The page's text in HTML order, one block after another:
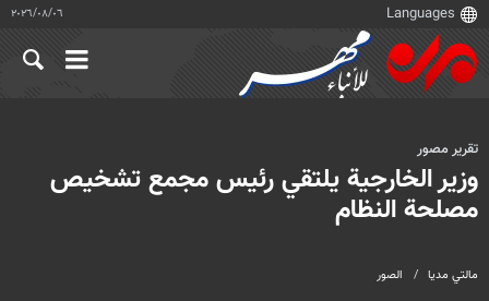
٠٦‏/٠٨‏/٢٠٢٦
مالتي مدیا الصور
تقرير مصور
وزير الخارجية يلتقي رئيس مجمع تشخيص
مصلحة النظام